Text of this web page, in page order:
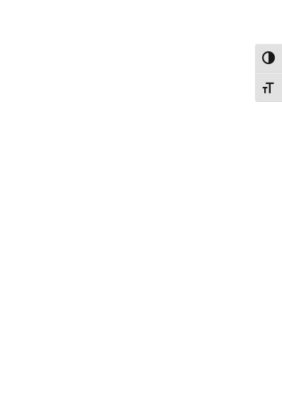
הפעל/כבה ניגודיות גבוהה
מתג גודל גופן